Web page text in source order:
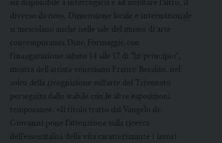
sia disponibile a interrogarsi e ad ascoltare l’altro, il
diverso da noi». Dimensione locale e internazionale
si mescolano anche nelle sale del museo di arte
contemporanea Dino Formaggio con
l’inaugurazione sabato 14 alle 17 di “In principio”,
mostra dell’artista veneziano Franco Beraldo, nel
solco della ricognizione sull’arte del Triveneto
perseguita dallo stabile con le altre esposizioni
temporanee. «Il titolo tratto dal Vangelo di
Giovanni pone l’attenzione sulla ricerca
dell’essenzialità della vita caratterizzante i lavori